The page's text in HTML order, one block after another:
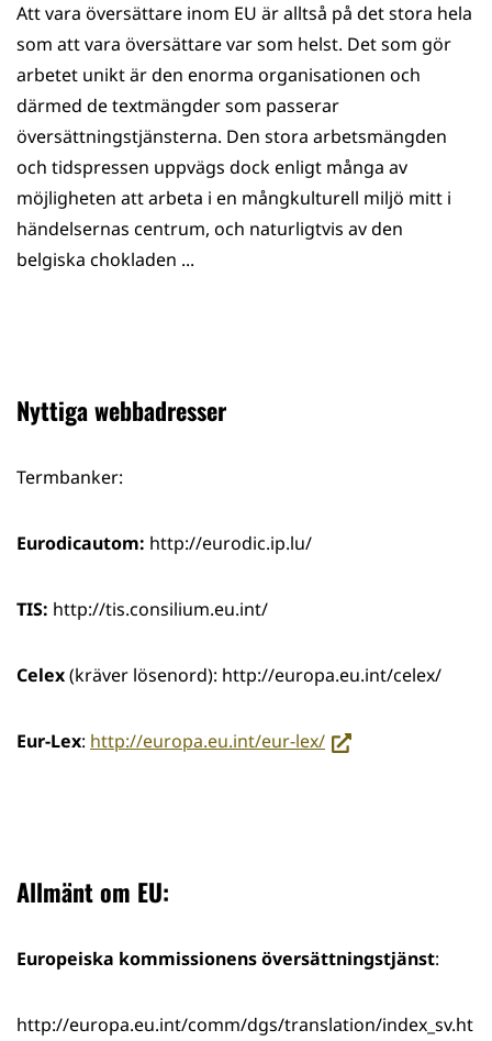
Att vara översättare inom EU är alltså på det stora hela
som att vara översättare var som helst. Det som gör
arbetet unikt är den enorma organisationen och
därmed de textmängder som passerar
översättningstjänsterna. Den stora arbetsmängden
och tidspressen uppvägs dock enligt många av
möjligheten att arbeta i en mångkulturell miljö mitt i
händelsernas centrum, och naturligtvis av den
belgiska chokladen ...
Nyttiga webbadresser
Termbanker:
Eurodicautom: http://eurodic.ip.lu/
TIS: http://tis.consilium.eu.int/
Celex(kräver lösenord): http://europa.eu.int/celex/
Eur-Lex: http://europa.eu.int/eur-lex/(siirryt
Allmänt om EU:
Europeiska kommissionens översättningstjänst:
http://europa.eu.int/comm/dgs/translation/index_sv.ht